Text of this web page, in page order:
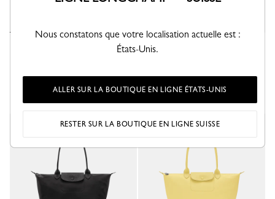
+ 1
Meilleure vente Meilleure vente
Nous constatons que votre localisation actuelle est :
États-Unis.
ALLER SUR LA BOUTIQUE EN LIGNE ÉTATS-UNIS
RESTER SUR LA BOUTIQUE EN LIGNE SUISSE